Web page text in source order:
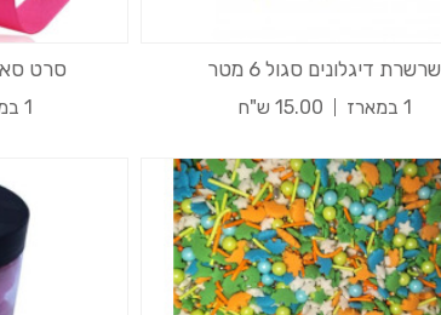
שרשרת דיגלונים סגול 6 מטר
1 במארז 15.00 ש"ח
סרט סאטן 2 ס"מ ורוד
1 במארז